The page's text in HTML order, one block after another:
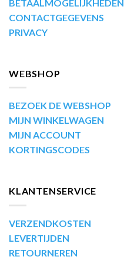
BETAALMOGELIJKHEDEN
CONTACTGEGEVENS
PRIVACY
WEBSHOP
BEZOEK DE WEBSHOP
MIJN WINKELWAGEN
MIJN ACCOUNT
KORTINGSCODES
KLANTENSERVICE
VERZENDKOSTEN
LEVERTIJDEN
RETOURNEREN